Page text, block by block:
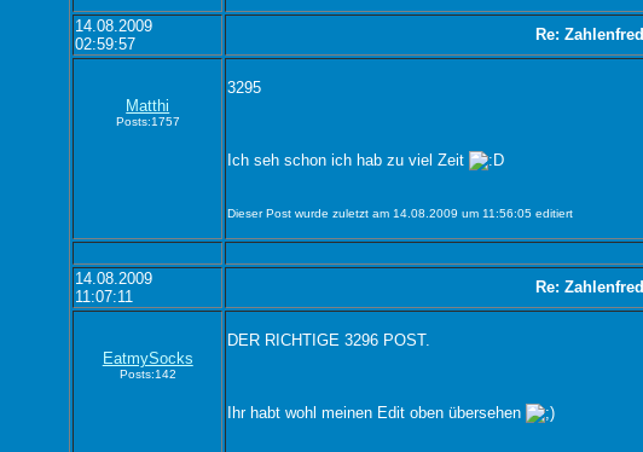
14.08.2009
02:59:57
Re: Zahlenfred
Matthi
Posts:1757
3295
Ich seh schon ich hab zu viel Zeit
Dieser Post wurde zuletzt am 14.08.2009 um 11:56:05 editiert
14.08.2009
11:07:11
Re: Zahlenfred
EatmySocks
Posts:142
DER RICHTIGE 3296 POST.
Ihr habt wohl meinen Edit oben übersehen